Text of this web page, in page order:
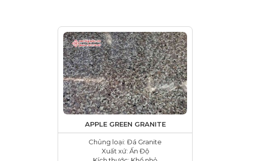
APPLE GREEN GRANITE
Chủng loại: Đá Granite
Xuất xứ: Ấn Độ